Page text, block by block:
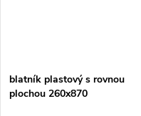
blatník plastový s rovnou
plochou 260x870